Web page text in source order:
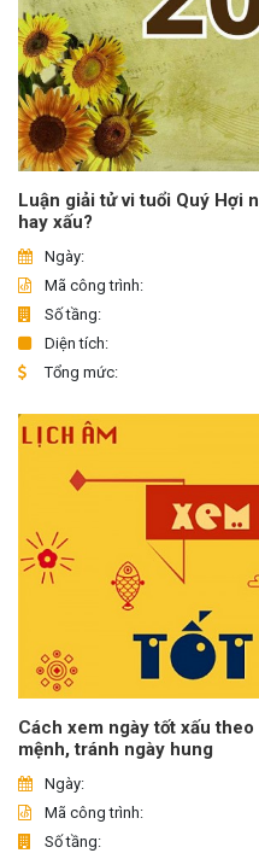
Luận giải tử vi tuổi Quý Hợi
hay xấu?
Ngày:
Mã công trình:
Số tầng:
Diện tích:
Tổng mức:
Cách xem ngày tốt xấu
mệnh, tránh ngày hung
Ngày:
Mã công trình:
Số tầng: